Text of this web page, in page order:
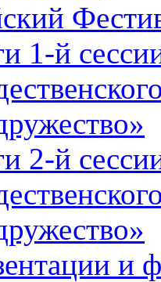
1-й
2-й
и